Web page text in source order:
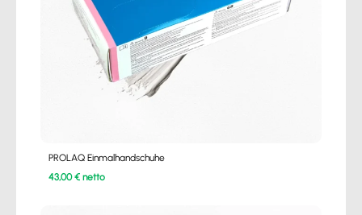
PROLAQ Einmalhandschuhe
43,00 € netto